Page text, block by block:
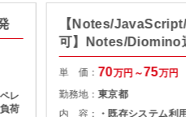
レ
荷
【Notes/
可】Notes/Diomino
単 価： 70万円～75万円
勤務地：東京都
内 容：
・既存システム利